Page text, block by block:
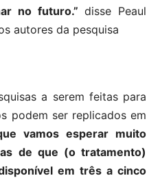
no futuro.” disse Peaul
autores da pesquisa
a serem feitas para
podem ser replicados em
vamos esperar muito
de que (o tratamento)
em três a cinco